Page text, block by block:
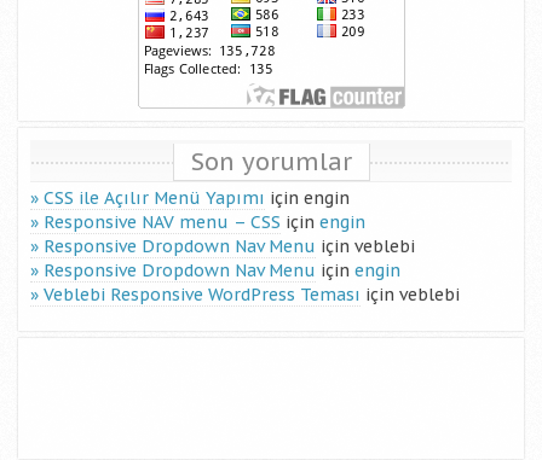
Son yorumlar
CSS ile Açılır Menü Yapımı için engin
Responsive NAV menu – CSS için engin
Responsive Dropdown Nav Menu için veblebi
Responsive Dropdown Nav Menu için engin
Veblebi Responsive WordPress Teması için veblebi